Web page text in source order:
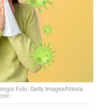
Foto: Getty Images/Nikola